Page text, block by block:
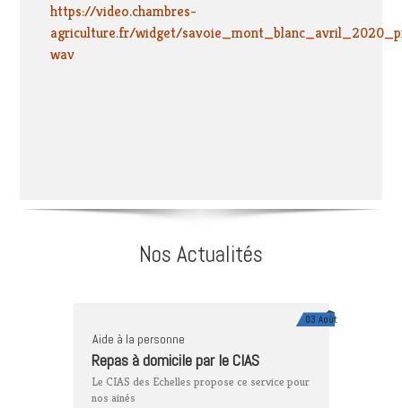
https://video.chambres-
agriculture.fr/widget/
wav
Nos Actualités
Aide à la personne
Repas à domicile par le CIAS
Le CIAS des Echelles propose ce service pour
nos ainés
03 Août